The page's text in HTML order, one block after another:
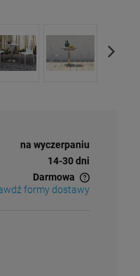
na wyczerpaniu
14-30 dni
Darmowa
płatności
formy dostawy